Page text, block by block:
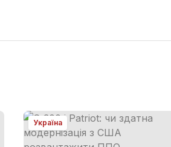
Україна